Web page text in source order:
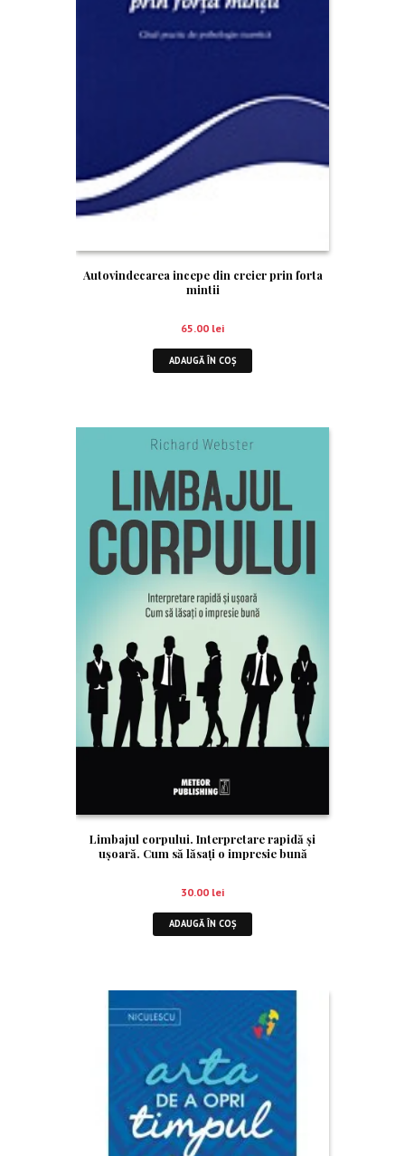
Autovindecarea incepe din creier prin forta
mintii
65.00 lei
ADAUGĂ ÎN COȘ
Limbajul corpului. Interpretare rapidă şi
uşoară. Cum să lăsaţi o impresie bună
30.00 lei
ADAUGĂ ÎN COȘ